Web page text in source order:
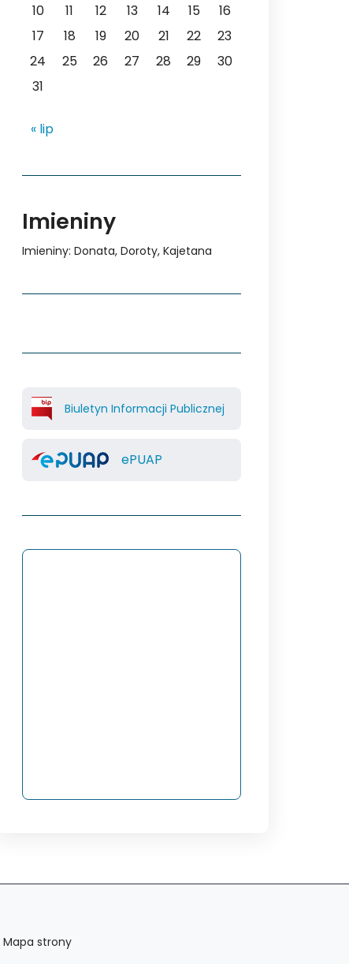
10
11 12 13 14 15
16
17
18 19 20 21 22
23
24
25 26 27 28 29
30
31
« lip
Imieniny
Imieniny: Donata, Doroty, Kajetana
Biuletyn Informacji Publicznej
ePUAP
Mapa strony